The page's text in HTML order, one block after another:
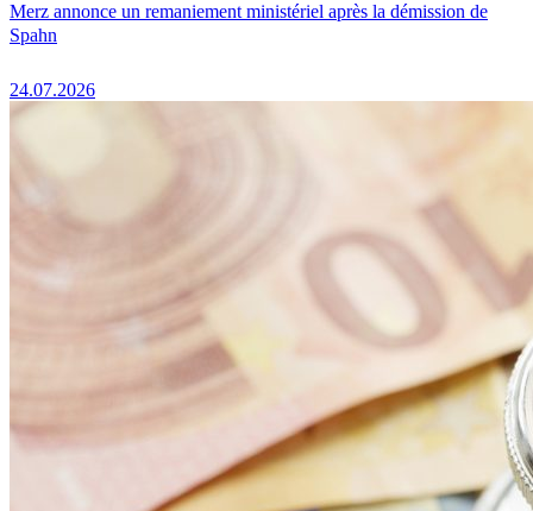
Merz annonce un remaniement ministériel après la démission de
Spahn
24.07.2026